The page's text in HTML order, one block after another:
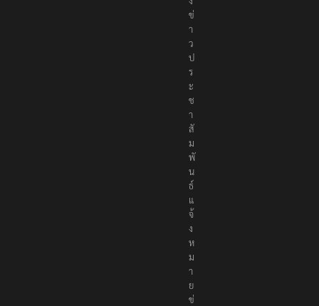
ข่
า
ว
ป
ร
ะ
ช
า
สั
ม
พั
น
ธ์
แ
จ้
ง
ห
ม
า
ย
ข่